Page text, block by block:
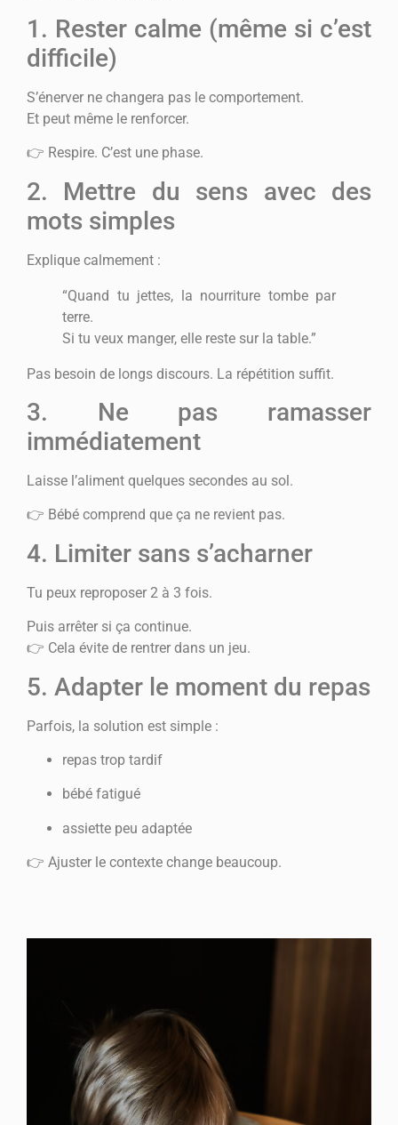
1. Rester calme (même si c’est
difficile)
S’énerver ne changera pas le comportement.
Et peut même le renforcer.
👉 Respire. C’est une phase.
2. Mettre du sens avec des
mots simples
Explique calmement :
“Quand tu jettes, la nourriture tombe par
terre.
Si tu veux manger, elle reste sur la table.”
Pas besoin de longs discours. La répétition suffit.
3. Ne pas ramasser
immédiatement
Laisse l’aliment quelques secondes au sol.
👉 Bébé comprend que ça ne revient pas.
4. Limiter sans s’acharner
Tu peux reproposer 2 à 3 fois.
Puis arrêter si ça continue.
👉 Cela évite de rentrer dans un jeu.
5. Adapter le moment du repas
Parfois, la solution est simple :
repas trop tardif
bébé fatigué
assiette peu adaptée
👉 Ajuster le contexte change beaucoup.